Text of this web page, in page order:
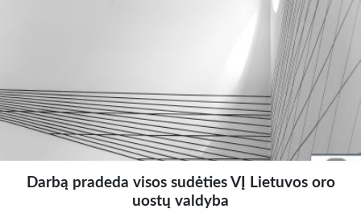
Darbą pradeda visos sudėties VĮ Lietuvos oro
uostų valdyba